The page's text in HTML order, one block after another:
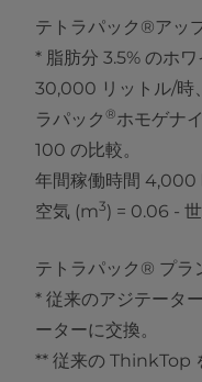
テトラパック®アッ
* 脂肪分 3.5% のホ
30,000 リットル/時
ラパック ®ホモゲナ
100 の比較。
年間稼働時間 4,000
空気 (m3) = 0.06 - 世
テトラパック® プラ
* 従来のアジテータ
ーターに交換。
** 従来の ThinkTop